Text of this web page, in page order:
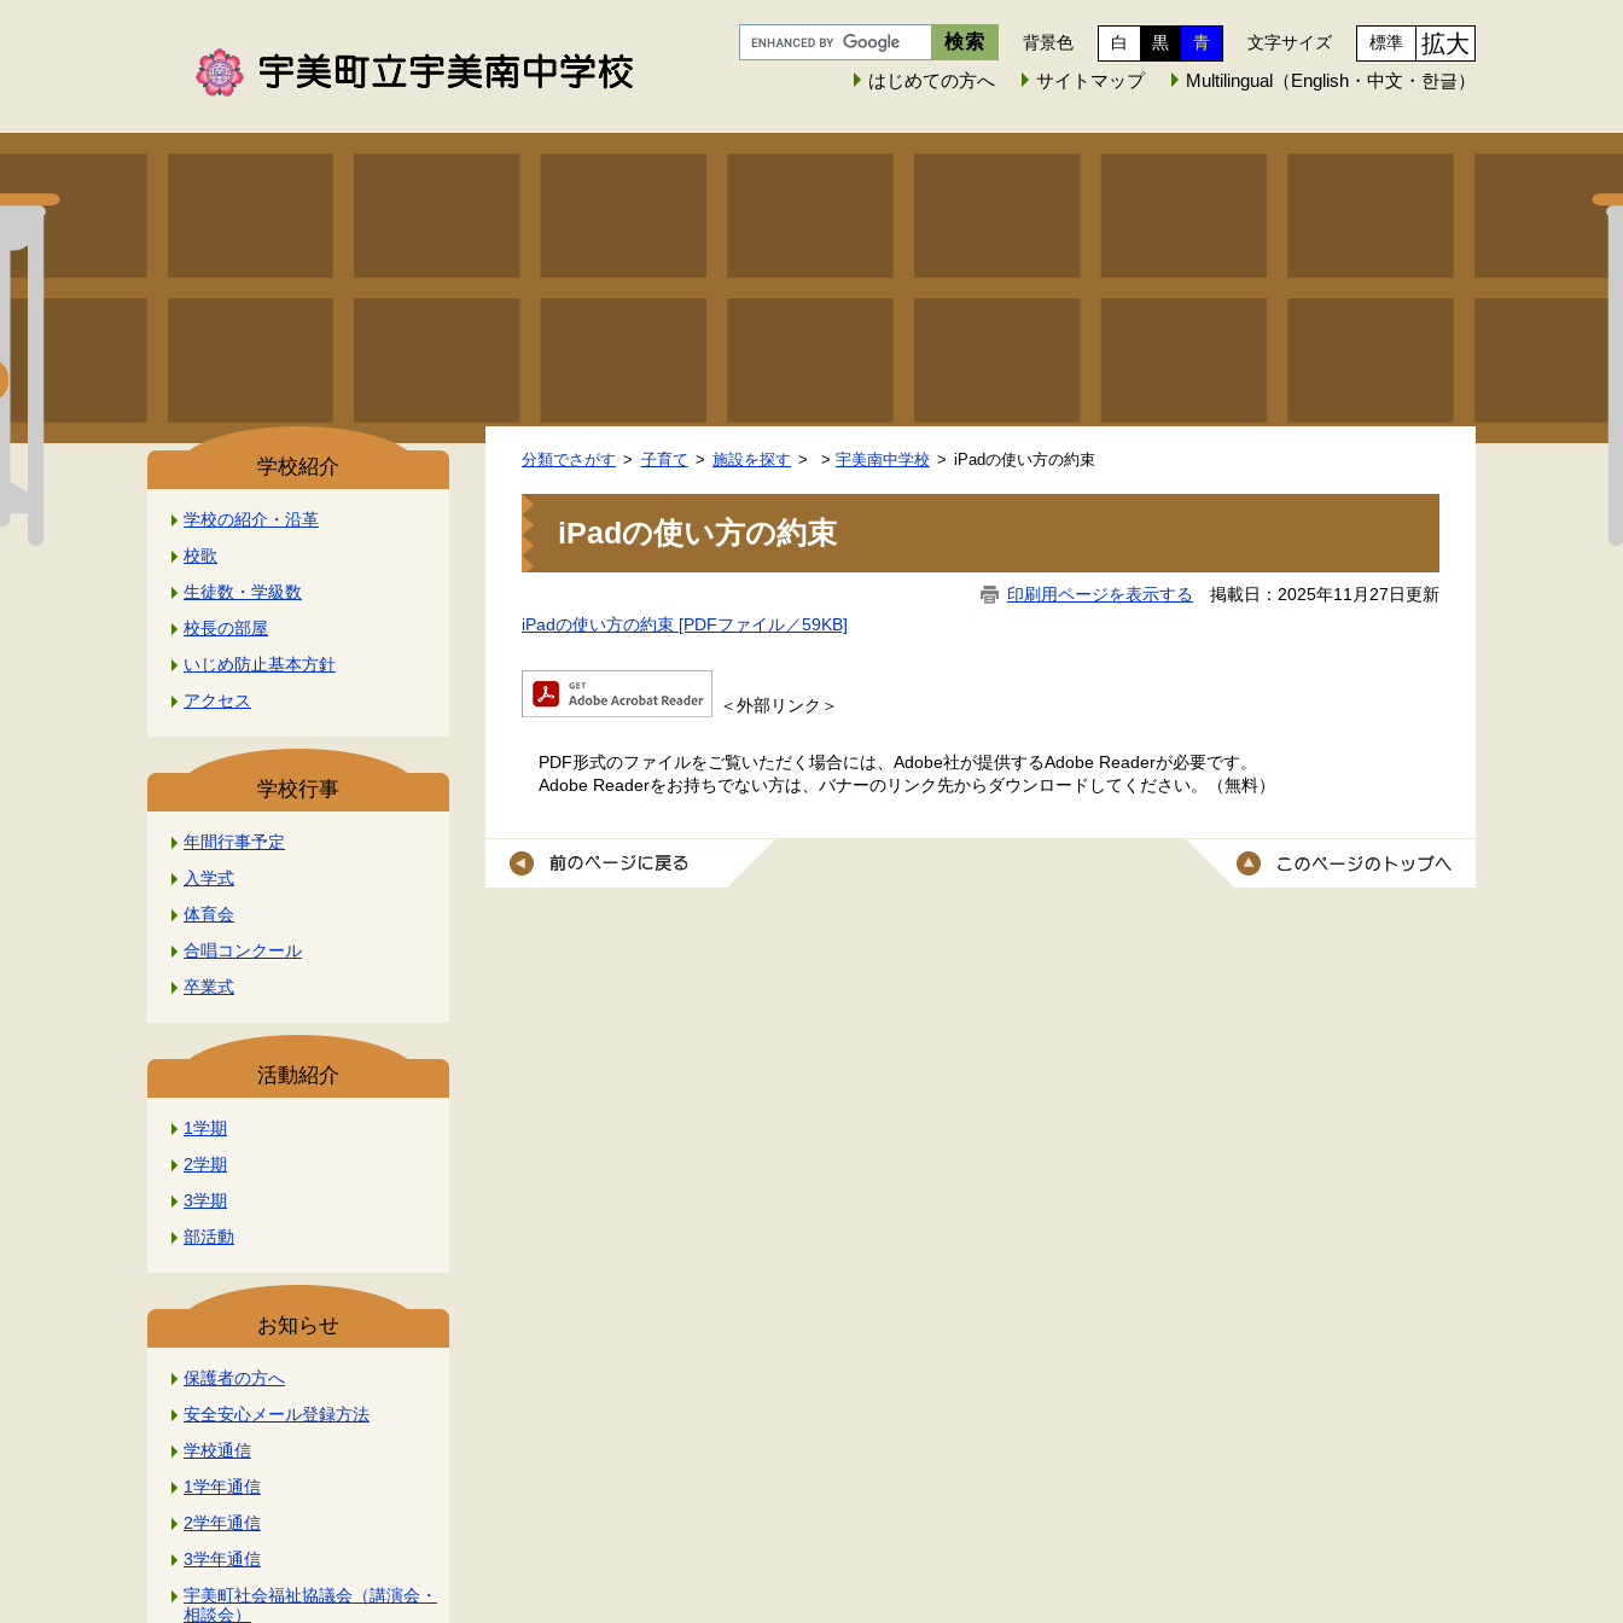
背景色 白 黒 青 文字サイズ 標準 拡大
はじめての方へ サイトマップ Multilingual（English・中文・한글）
学校紹介
学校の紹介・沿革
校歌
生徒数・学級数
校長の部屋
いじめ防止基本方針
アクセス
学校行事
年間行事予定
入学式
体育会
合唱コンクール
卒業式
活動紹介
1学期
2学期
3学期
部活動
お知らせ
保護者の方へ
安全安心メール登録方法
学校通信
1学年通信
2学年通信
3学年通信
宇美町社会福祉協議会（講演会・
相談会）
分類でさがす 子育て 施設を探す > 宇美南中学校 iPadの使い方の約束
iPadの使い方の約束
印刷用ページを表示する 掲載日：2025年11月27日更新
iPadの使い方の約束 [PDFファイル／59KB]
＜外部リンク＞
PDF形式のファイルをご覧いただく場合には、Adobe社が提供するAdobe Readerが必要です。
Adobe Readerをお持ちでない方は、バナーのリンク先からダウンロードしてください。（無料）